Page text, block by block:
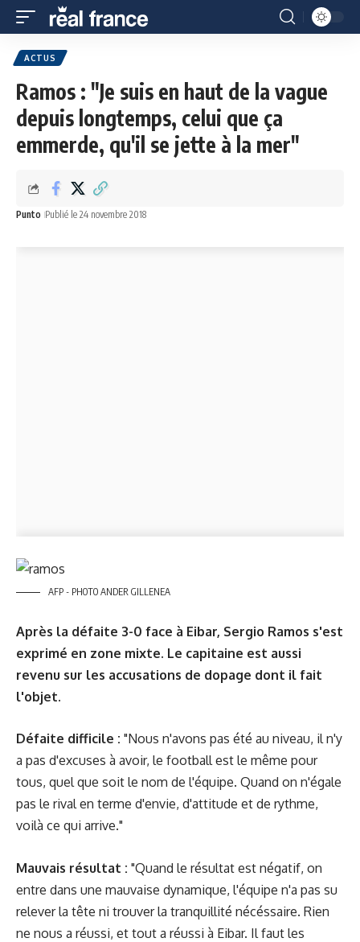
ACTUS
Ramos : "Je suis en haut de la vague
depuis longtemps, celui que ça
emmerde, qu'il se jette à la mer"
Punto Publié le 24 novembre 2018
AFP - PHOTO ANDER GILLENEA
Après la défaite 3-0 face à Eibar, Sergio Ramos s'est
exprimé en zone mixte. Le capitaine est aussi
revenu sur les accusations de dopage dont il fait
l'objet.
Défaite difficile : "Nous n'avons pas été au niveau, il n'y
a pas d'excuses à avoir, le football est le même pour
tous, quel que soit le nom de l'équipe. Quand on n'égale
pas le rival en terme d'envie, d'attitude et de rythme,
voilà ce qui arrive."
Mauvais résultat : "Quand le résultat est négatif, on
entre dans une mauvaise dynamique, l'équipe n'a pas su
relever la tête ni trouver la tranquillité nécéssaire. Rien
ne nous a réussi, et tout a réussi à Eibar. Il faut les